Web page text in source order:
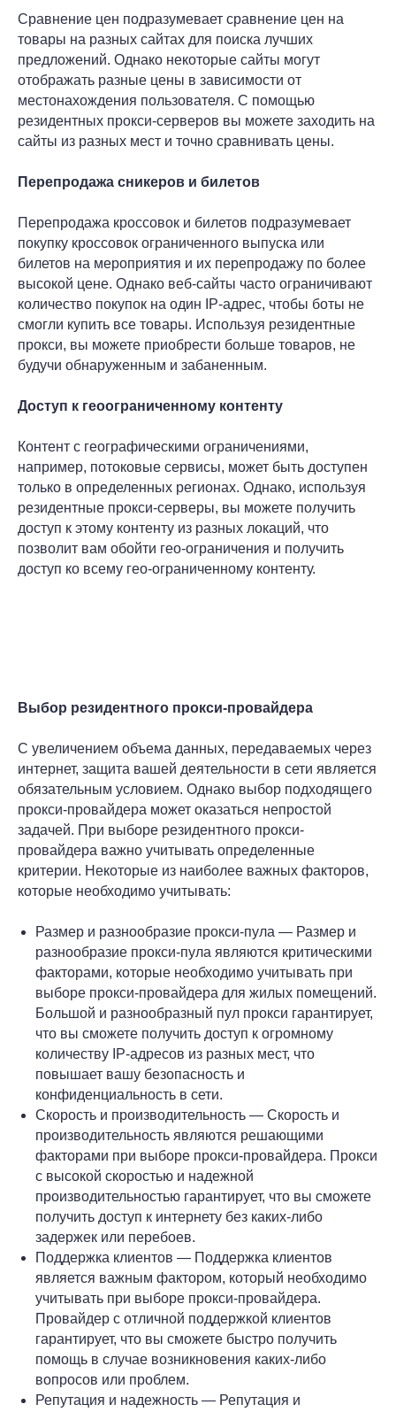
Сравнение цен подразумевает сравнение цен на
товары на разных сайтах для поиска лучших
предложений. Однако некоторые сайты могут
отображать разные цены в зависимости от
местонахождения пользователя. С помощью
резидентных прокси-серверов вы можете заходить на
сайты из разных мест и точно сравнивать цены.
Перепродажа сникеров и билетов
Перепродажа кроссовок и билетов подразумевает
покупку кроссовок ограниченного выпуска или
билетов на мероприятия и их перепродажу по более
высокой цене. Однако веб-сайты часто ограничивают
количество покупок на один IP-адрес, чтобы боты не
смогли купить все товары. Используя резидентные
прокси, вы можете приобрести больше товаров, не
будучи обнаруженным и забаненным.
Доступ к геоограниченному контенту
Контент с географическими ограничениями,
например, потоковые сервисы, может быть доступен
только в определенных регионах. Однако, используя
резидентные прокси-серверы, вы можете получить
доступ к этому контенту из разных локаций, что
позволит вам обойти гео-ограничения и получить
доступ ко всему гео-ограниченному контенту.
Выбор резидентного прокси-провайдера
С увеличением объема данных, передаваемых через
интернет, защита вашей деятельности в сети является
обязательным условием. Однако выбор подходящего
прокси-провайдера может оказаться непростой
задачей. При выборе резидентного прокси-
провайдера важно учитывать определенные
критерии. Некоторые из наиболее важных факторов,
которые необходимо учитывать:
Размер и разнообразие прокси-пула — Размер и
разнообразие прокси-пула являются критическими
факторами, которые необходимо учитывать при
выборе прокси-провайдера для жилых помещений.
Большой и разнообразный пул прокси гарантирует,
что вы сможете получить доступ к огромному
количеству IP-адресов из разных мест, что
повышает вашу безопасность и
конфиденциальность в сети.
Скорость и производительность — Скорость и
производительность являются решающими
факторами при выборе прокси-провайдера. Прокси
с высокой скоростью и надежной
производительностью гарантирует, что вы сможете
получить доступ к интернету без каких-либо
задержек или перебоев.
Поддержка клиентов — Поддержка клиентов
является важным фактором, который необходимо
учитывать при выборе прокси-провайдера.
Провайдер с отличной поддержкой клиентов
гарантирует, что вы сможете быстро получить
помощь в случае возникновения каких-либо
вопросов или проблем.
Репутация и надежность — Репутация и